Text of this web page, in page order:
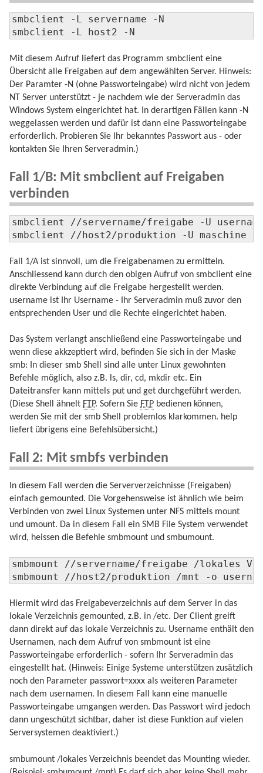
smbclient -L servername -N
smbclient -L host2 -N
Mit diesem Aufruf liefert das Programm smbclient eine
Übersicht alle Freigaben auf dem angewählten Server. Hinweis:
Der Paramter -N (ohne Passworteingabe) wird nicht von jedem
NT Server unterstützt - je nachdem wie der Serveradmin das
Windows System eingerichtet hat. In derartigen Fällen kann -N
weggelassen werden und dafür ist dann eine Passworteingabe
erforderlich. Probieren Sie Ihr bekanntes Passwort aus - oder
kontakten Sie Ihren Serveradmin.)
Fall 1/B: Mit smbclient auf Freigaben
verbinden
smbclient //servername/freigabe -U
smbclient //host2/produktion -U maschine
Fall 1/A ist sinnvoll, um die Freigabenamen zu ermitteln.
Anschliessend kann durch den obigen Aufruf von smbclient eine
direkte Verbindung auf die Freigabe hergestellt werden.
username ist Ihr Username - Ihr Serveradmin muß zuvor den
entsprechenden User und die Rechte eingerichtet haben.
Das System verlangt anschließend eine Passworteingabe und
wenn diese akkzeptiert wird, befinden Sie sich in der Maske
smb: In dieser smb Shell sind alle unter Linux gewohnten
Befehle möglich, also z.B. ls, dir, cd, mkdir etc. Ein
Dateitransfer kann mittels put und get durchgeführt werden.
(Diese Shell ähnelt FTP. Sofern Sie FTP bedienen können,
werden Sie mit der smb Shell problemlos klarkommen. help
liefert übrigens eine Befehlsübersicht.)
Fall 2: Mit smbfs verbinden
In diesem Fall werden die Serververzeichnisse (Freigaben)
einfach gemounted. Die Vorgehensweise ist ähnlich wie beim
Verbinden von zwei Linux Systemen unter NFS mittels mount
und umount. Da in diesem Fall ein SMB File System verwendet
wird, heissen die Befehle smbmount und smbumount.
smbmount //servername/freigabe /lokales
smbmount //host2/produktion /mnt -o
Hiermit wird das Freigabeverzeichnis auf dem Server in das
lokale Verzeichnis gemounted, z.B. in /etc. Der Client greift
dann direkt auf das lokale Verzeichnis zu. Username enthält den
Usernamen, nach dem Aufruf von smbmount ist eine
Passworteingabe erforderlich - sofern Ihr Serveradmin das
eingestellt hat. (Hinweis: Einige Systeme unterstützen zusätzlich
noch den Parameter passwort=xxxx als weiteren Parameter
nach dem usernamen. In diesem Fall kann eine manuelle
Passworteingabe umgangen werden. Das Passwort wird jedoch
dann ungeschützt sichtbar, daher ist diese Funktion auf vielen
Serversystemen deaktiviert.)
smbumount /lokales Verzeichnis beendet das Mounting wieder.